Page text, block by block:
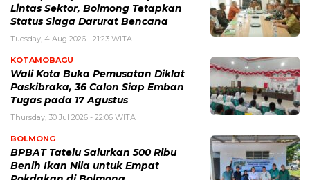
Lintas Sektor, Bolmong Tetapkan
Status Siaga Darurat Bencana
Tuesday, 4 Aug 2026 - 21:23 WITA
KOTAMOBAGU
Wali Kota Buka Pemusatan Diklat
Paskibraka, 36 Calon Siap Emban
Tugas pada 17 Agustus
Thursday, 30 Jul 2026 - 22:06 WITA
BOLMONG
BPBAT Tatelu Salurkan 500 Ribu
Benih Ikan Nila untuk Empat